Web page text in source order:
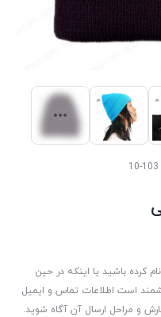
103-10
باشید یا اینکه در حین
است اطلاعات تماس و ایمیل
و مراحل ارسال آن آگاه شوید.